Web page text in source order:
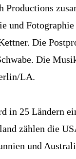
Pro­ductions
und
Die
Die
LA.
in 25 Ländern
zählen die
und